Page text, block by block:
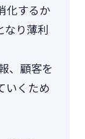
化するか
り薄利
、顧客を
いくため